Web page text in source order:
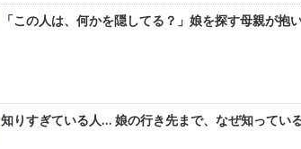
「この人は、何かを隠してる？」娘を探す母親が
知りすぎている人… 娘の行き先まで、なぜ知ってい